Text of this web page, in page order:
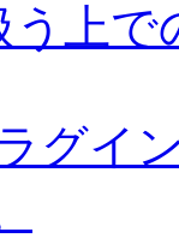
う上
グイ